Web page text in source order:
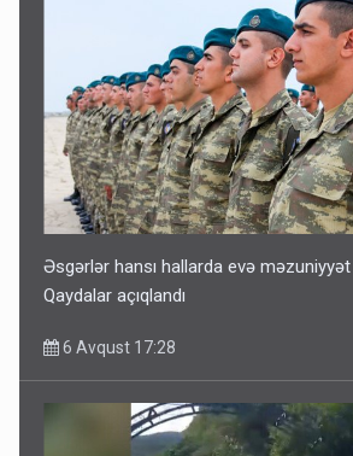
Əsgərlər hansı hallarda evə
Qaydalar açıqlandı
6 Avqust 17:28